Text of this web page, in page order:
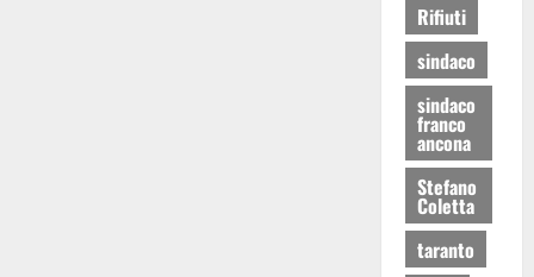
Rifiuti
sindaco
sindaco
franco
ancona
Stefano
Coletta
taranto